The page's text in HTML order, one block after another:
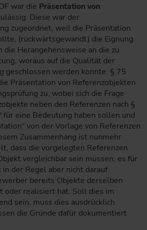
war die Präsentation von
Diese war der
zugeordnet, weil die Präsentation
(rückwärtsgewandt) die Eignung
die Herangehensweise an die zu
woraus auf die Qualität der
geschlossen werden konnte. § 75
Präsentation von Referenzobjekten
zu, wobei sich die Frage
neben den Referenzen nach §
für eine Bedeutung haben sollen und
von der Vorlage von Referenzen
Zusammenhang ist nunmehr
dass die vorgelegten Referenzen
vergleichbar sein müssen, es für
der Regel aber nicht darauf
bereits Objekte derselben
oder realisiert hat. Soll dies im
sein, muss dies ausdrücklich
die Gründe dafür dokumentiert